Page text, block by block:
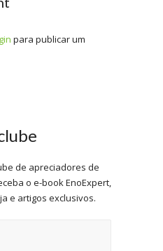
para publicar um
de apreciadores de
o e-book EnoExpert,
e artigos exclusivos.